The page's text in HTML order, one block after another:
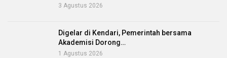
3 Agustus 2026
Digelar di Kendari, Pemerintah bersama
Akademisi Dorong…
1 Agustus 2026